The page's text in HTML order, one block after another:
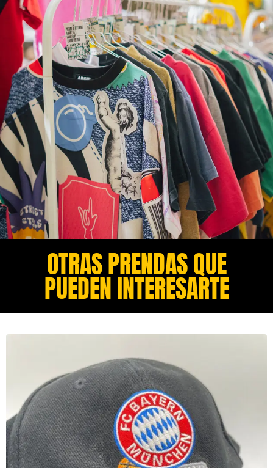
OTRAS PRENDAS QUE
PUEDEN INTERESARTE​